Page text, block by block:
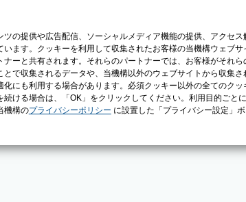
の提供や広告配信、ソーシャルメディア機能の提供、アクセ
ます。クッキーを利用して収集されたお客様の当機構ウェブ
ーと共有されます。それらのパートナーでは、お客様がそれら
で収集されるデータや、当機構以外のウェブサイトから収集
にも利用する場合があります。必須クッキー以外の全てのクッ
ける場合は、「OK」をクリックしてください。利用目的ごと
機構のプライバシーポリシー に設置した「プライバシー設定」